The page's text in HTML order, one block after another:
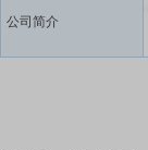
公司简介